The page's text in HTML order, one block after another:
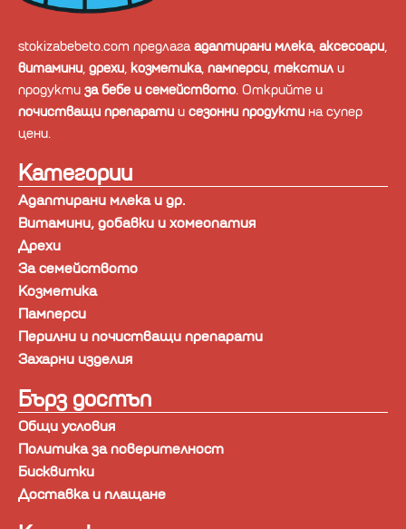
stokizabebeto.com предлагаадаптирани млека, аксесоари,
витамини, дрехи, козметика, памперси, текстил и
продукти за бебе и семейството. Открийте и
почистващи препарати и сезонни продукти на супер
цени.
Категории
Адаптирани млека и др.
Витамини, добавки и хомеопатия
Дрехи
За семейството
Козметика
Памперси
Перилни и почистващи препарати
Захарни изделия
Бърз достъп
Общи условия
Политика за поверителност
Бисквитки
Доставка и плащане